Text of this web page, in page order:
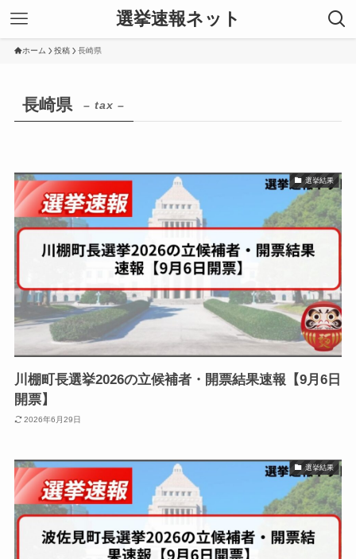
選挙速報ネット
ホーム 投稿 長崎県
長崎県 – tax –
選挙結果
川棚町長選挙2026の立候補者・開票結果速報【9月6日
開票】
2026年6月29日
選挙結果